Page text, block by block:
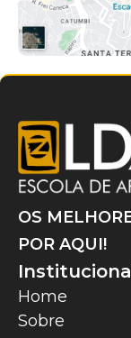
OS
POR AQUI!
Home
Sobre